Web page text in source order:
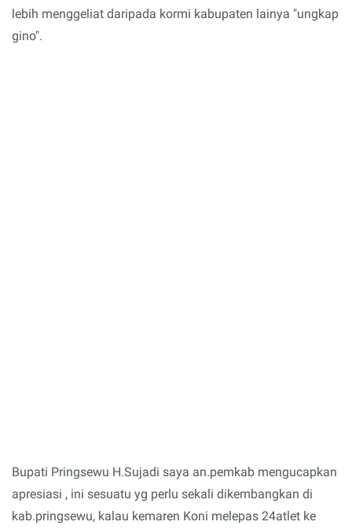
lebih menggeliat daripada kormi kabupaten lainya "ungkap
gino".
Bupati Pringsewu H.Sujadi saya an.pemkab mengucapkan
apresiasi , ini sesuatu yg perlu sekali dikembangkan di
kab.pringsewu, kalau kemaren Koni melepas 24atlet ke